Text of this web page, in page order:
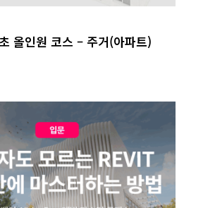
올인원 코스 – 주거(아파트)